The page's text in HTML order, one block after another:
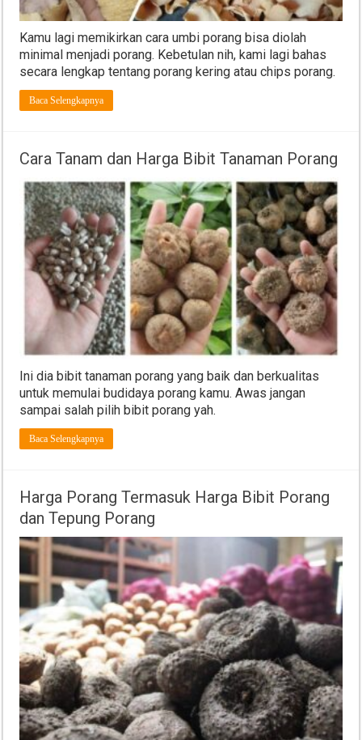
Kamu lagi memikirkan cara umbi porang bisa diolah
minimal menjadi porang. Kebetulan nih, kami lagi bahas
secara lengkap tentang porang kering atau chips porang.
Baca Selengkapnya
Cara Tanam dan Harga Bibit Tanaman Porang
Ini dia bibit tanaman porang yang baik dan berkualitas
untuk memulai budidaya porang kamu. Awas jangan
sampai salah pilih bibit porang yah.
Baca Selengkapnya
Harga Porang Termasuk Harga Bibit Porang
dan Tepung Porang